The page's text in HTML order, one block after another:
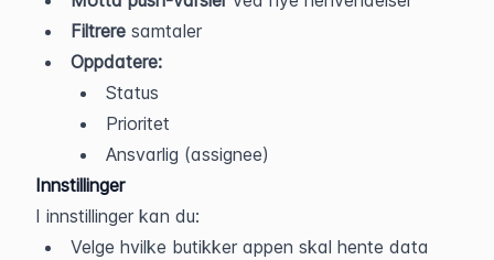
Filtrere samtaler
Oppdatere:
Status
Prioritet
Ansvarlig (assignee)
Innstillinger
I innstillinger kan du:
Velge hvilke butikker appen skal hente data